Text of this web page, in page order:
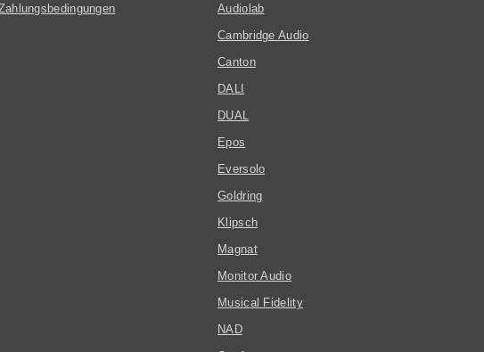
Audiolab
Cambridge Audio
Canton
DALI
DUAL
Epos
Eversolo
Goldring
Klipsch
Magnat
Monitor Audio
Musical Fidelity
NAD